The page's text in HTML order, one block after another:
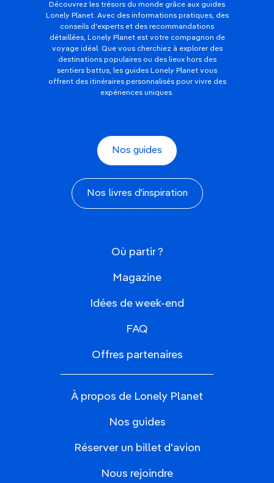
Découvrez les trésors du monde grâce aux guides
Lonely Planet. Avec des informations pratiques, des
conseils d'experts et des recommandations
détaillées, Lonely Planet est votre compagnon de
voyage idéal. Que vous cherchiez à explorer des
destinations populaires ou des lieux hors des
sentiers battus, les guides Lonely Planet vous
offrent des itinéraires personnalisés pour vivre des
expériences uniques.
Nos guides
Nos livres d'inspiration
Où partir ?
Magazine
Idées de week-end
FAQ
Offres partenaires
À propos de Lonely Planet
Nos guides
Réserver un billet d'avion
Nous rejoindre